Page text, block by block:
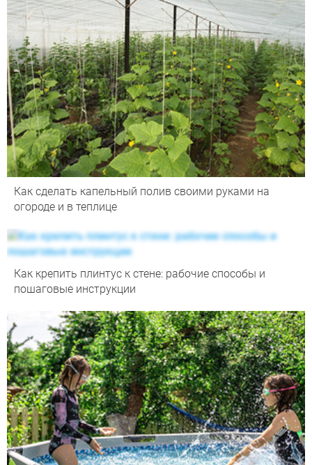
Как сделать капельный полив своими руками на
огороде и в теплице
Как крепить плинтус к стене: рабочие способы и
пошаговые инструкции